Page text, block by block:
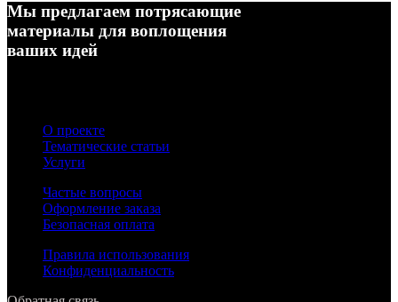
Мы предлагаем потрясающие
материалы для воплощения
ваших идей
О проекте
Тематические статьи
Услуги
Частые вопросы
Оформление заказа
Безопасная оплата
Правила использования
Конфиденциальность